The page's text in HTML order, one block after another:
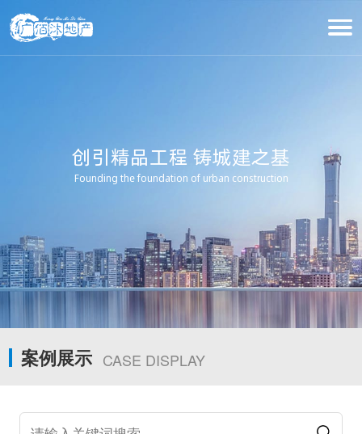
创引精品工程 铸城建之基
Founding the foundation of urban construction
案例展示 CASE DISPLAY